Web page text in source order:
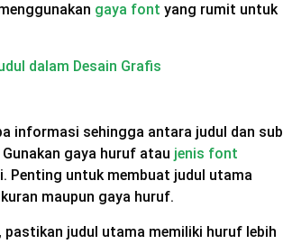
gaya font yang rumit untuk
dalam Desain Grafis
informasi sehingga antara judul dan sub
gaya huruf atau jenis font
Penting untuk membuat judul utama
maupun gaya huruf.
judul utama memiliki huruf lebih